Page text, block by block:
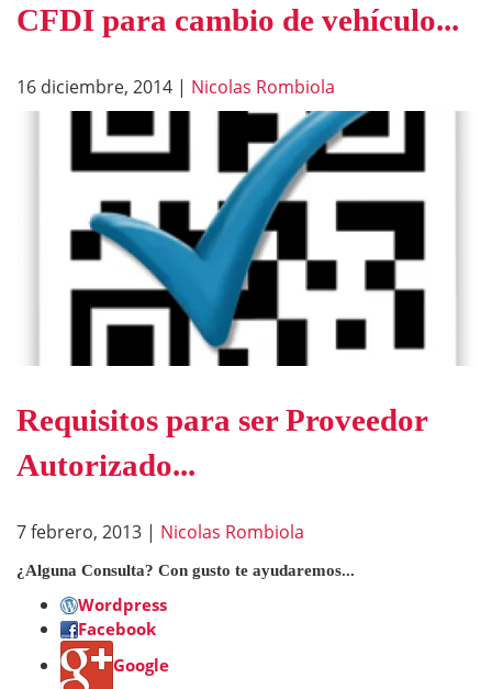
CFDI para cambio de vehículo...
16 diciembre, 2014 | Nicolas Rombiola
Requisitos para ser Proveedor
Autorizado...
7 febrero, 2013 | Nicolas Rombiola
¿Alguna Consulta? Con gusto te ayudaremos...
Wordpress
Facebook
Google